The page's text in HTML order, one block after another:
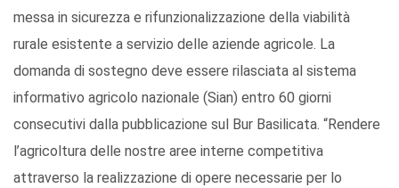
messa in sicurezza e rifunzionalizzazione della viabilità
rurale esistente a servizio delle aziende agricole. La
domanda di sostegno deve essere rilasciata al sistema
informativo agricolo nazionale (Sian) entro 60 giorni
consecutivi dalla pubblicazione sul Bur Basilicata. “Rendere
l’agricoltura delle nostre aree interne competitiva
attraverso la realizzazione di opere necessarie per lo